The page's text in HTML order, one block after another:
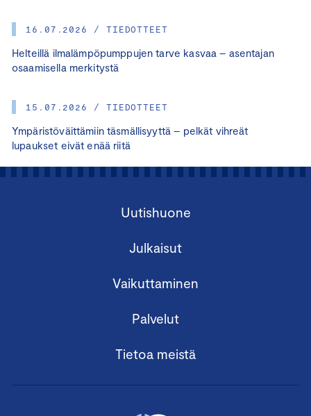
16.07.2026 / TIEDOTTEET
Helteillä ilmalämpöpumppujen tarve kasvaa – asentajan
osaamisella merkitystä
15.07.2026 / TIEDOTTEET
Ympäristöväittämiin täsmällisyyttä – pelkät vihreät
lupaukset eivät enää riitä
Uutishuone
Julkaisut
Vaikuttaminen
Palvelut
Tietoa meistä